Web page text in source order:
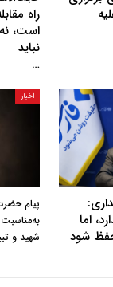
راه
است،
نباید
…
اما
شود
اخبار
پیام
شهید و